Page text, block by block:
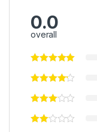
0.0
overall